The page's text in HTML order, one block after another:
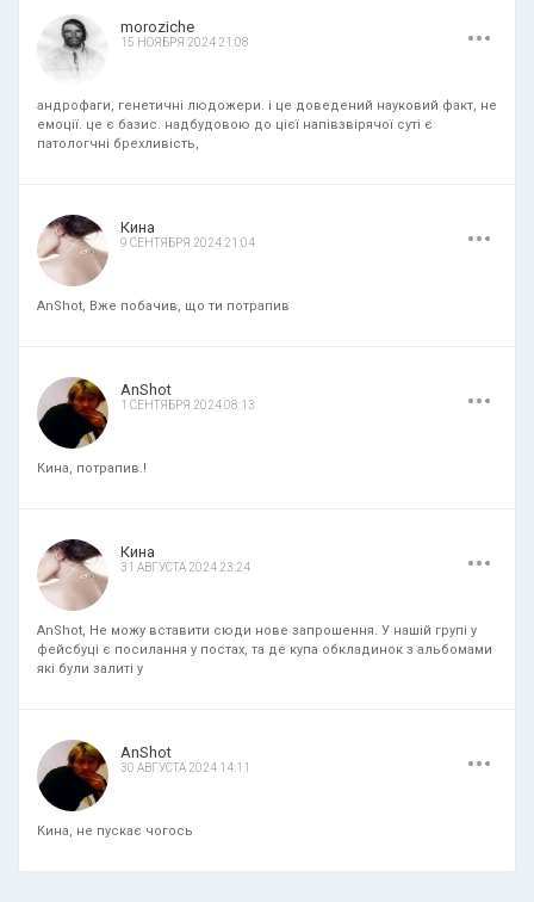
moroziche
15 НОЯБРЯ 2024 21:08 ...
андрофаги, генетичні людожери. і це доведений науковий факт, не
емоції. це є базис. надбудовою до цієї напівзвірячої суті є
патологчні брехливість,
Кина
9 СЕНТЯБРЯ 2024 21:04 ...
AnShot, Вже побачив, що ти потрапив
AnShot
1 СЕНТЯБРЯ 2024 08:13 ...
Кина, потрапив.!
Кина
31 АВГУСТА 2024 23:24 ...
AnShot, Не можу вставити сюди нове запрошення. У нашій групі у
фейсбуці є посилання у постах, та де купа обкладинок з альбомами
які були залиті у
AnShot
30 АВГУСТА 2024 14:11 ...
Кина, не пускає чогось